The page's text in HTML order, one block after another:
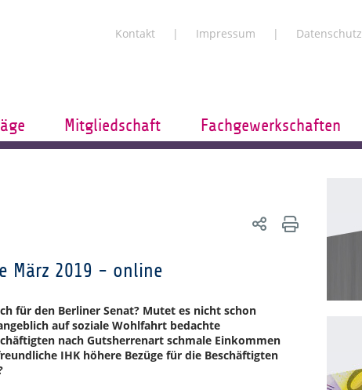
Kontakt Impressum Datenschutz
Mitgliedschaft Fachgewerkschaften
März 2019 - online
für den Berliner Senat? Mutet es nicht schon
auf soziale Wohlfahrt bedachte
nach Gutsherrenart schmale Einkommen
IHK höhere Bezüge für die Beschäftigten